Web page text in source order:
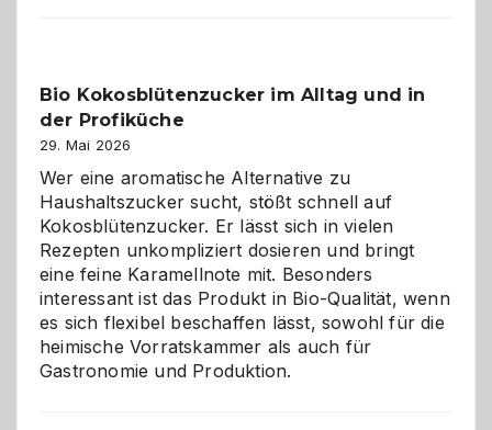
Gefahr
für
Hunde
im
eigenen
Zuhause
Bio Kokosblütenzucker im Alltag und in
der Profiküche
29. Mai 2026
Wer eine aromatische Alternative zu
Haushaltszucker sucht, stößt schnell auf
Kokosblütenzucker. Er lässt sich in vielen
Rezepten unkompliziert dosieren und bringt
eine feine Karamellnote mit. Besonders
interessant ist das Produkt in Bio-Qualität, wenn
es sich flexibel beschaffen lässt, sowohl für die
heimische Vorratskammer als auch für
Gastronomie und Produktion.